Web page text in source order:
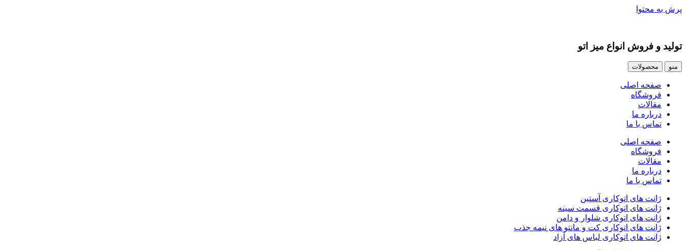
پرش به محتوا
تولید و فروش انواع میز اتو
منو محصولات
صفحه اصلی
فروشگاه
مقالات
درباره ما
تماس با ما
صفحه اصلی
فروشگاه
مقالات
درباره ما
تماس با ما
ژانت های اتوکاری آستین
ژانت های اتوکاری قسمت سینه
ژانت های اتوکاری شلوار و دامن
ژانت های اتوکاری کت و مانتو های نیمه جذب
ژانت های اتوکاری لباس های آزاد